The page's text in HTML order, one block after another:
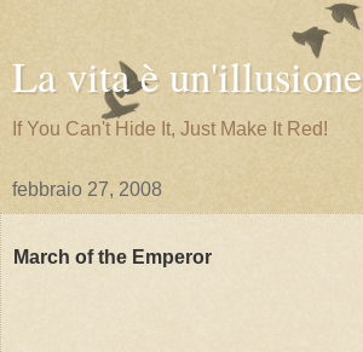
La vita è un'illusione
If You Can't Hide It, Just Make It Red!
febbraio 27, 2008
March of the Emperor